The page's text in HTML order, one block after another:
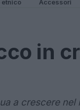
etnico Accessori
in
a crescere